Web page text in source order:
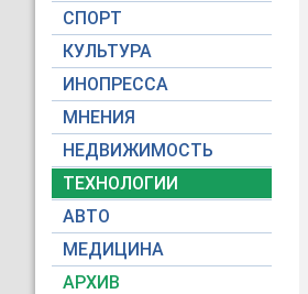
СПОРТ
КУЛЬТУРА
ИНОПРЕССА
МНЕНИЯ
НЕДВИЖИМОСТЬ
ТЕХНОЛОГИИ
АВТО
МЕДИЦИНА
АРХИВ